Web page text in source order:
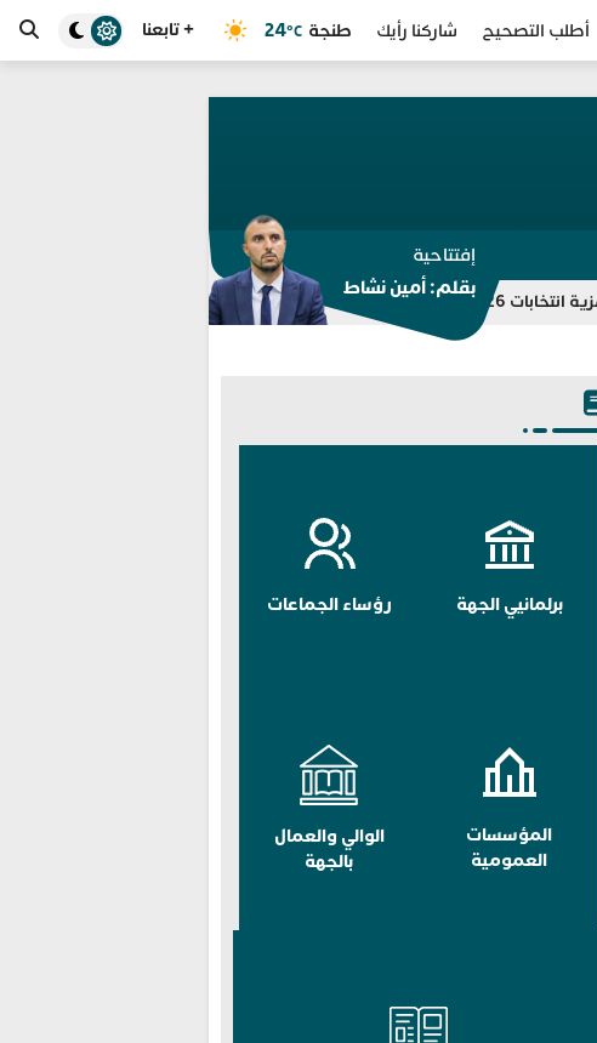
أطلب التصحيح شاركنا رأيك طنجة 24 °C + تابعنا
إفتتاحية
بقلم: أمين نشاط
برلمانيي الجهة رؤساء الجماعات
المؤسسات
العمومية
الوالي والعمال
بالجهة